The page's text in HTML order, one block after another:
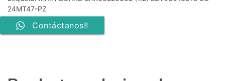
24MT47-PZ
Contáctanos!!